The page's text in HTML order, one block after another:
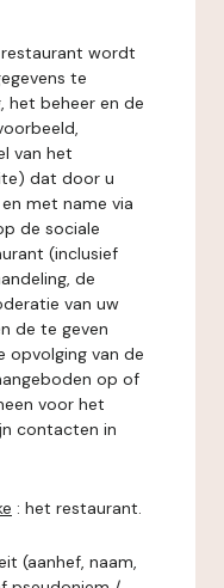
wordt
te
het beheer en de
van het
dat door u
met name via
de sociale
(inclusief
de
van uw
de te geven
opvolging van de
op of
voor het
contacten in
: het restaurant.
(aanhef, naam,